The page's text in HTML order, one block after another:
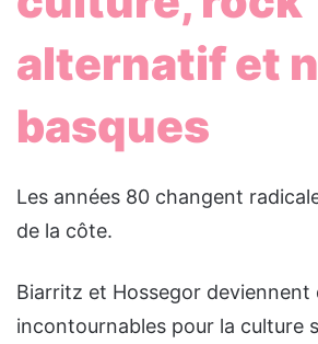
alternatif et
basques
Les années 80 changent
de la côte.
Biarritz et Hossegor deviennent
incontournables pour la culture